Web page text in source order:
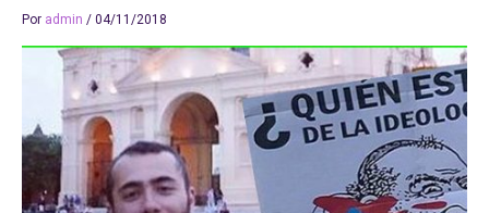
Por admin / 04/11/2018